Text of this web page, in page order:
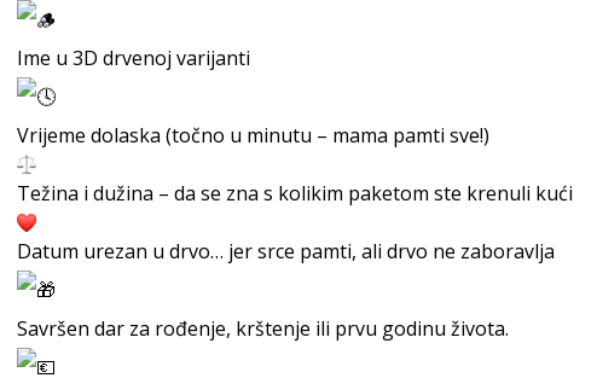
Ime u 3D drvenoj varijanti
Vrijeme dolaska (točno u minutu – mama pamti sve!)
Težina i dužina – da se zna s kolikim paketom ste krenuli kući
Datum urezan u drvo… jer srce pamti, ali drvo ne zaboravlja
Savršen dar za rođenje, krštenje ili prvu godinu života.